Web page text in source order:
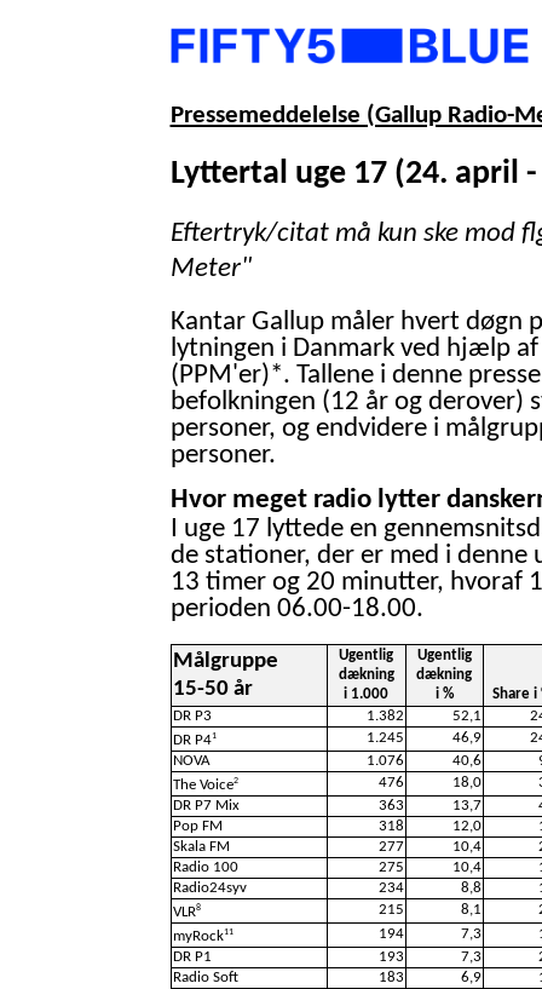
Pressemeddelelse (Gallup Radio-
Lyttertal uge 17 (24. april
Eftertryk/citat må kun ske mod
Meter"
Kantar Gallup måler hvert døgn
lytningen i Danmark ved hjælp
(PPM'er)*. Tallene i denne
befolkningen (12 år og derover)
personer, og endvidere i
personer.
Hvor meget radio lytter
I uge 17 lyttede en
de stationer, der er med i denne
13 timer og 20 minutter, hvoraf
perioden 06.00-18.00.
Målgruppe
15-50 år
Ugentlig
dækning
i 1.000
Ugentlig
dækning
i %
Share i
DR P3
1.382 52,1
DR P41 1.245 46,9
NOVA
1.076 40,6
The Voice2 476 18,0
DR P7 Mix
363 13,7
Pop FM
318 12,0
Skala FM
277 10,4
Radio 100
275 10,4
Radio24syv
234 8,8
VLR8 215 8,1
myRock11 194 7,3
DR P1
193 7,3
Radio Soft
183 6,9